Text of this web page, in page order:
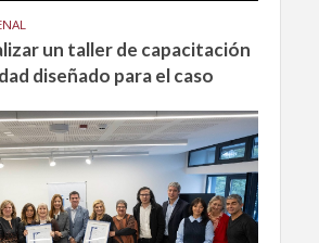
un taller de capacitación
diseñado para el caso